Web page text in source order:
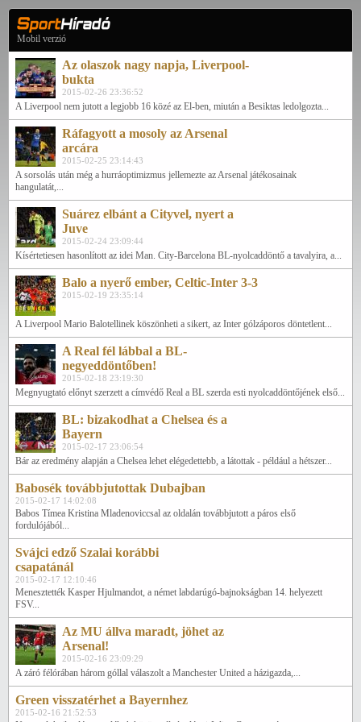
Mobil verzió
Az olaszok nagy napja, Liverpool-
bukta
2015-02-26 23:36:52
A Liverpool nem jutott a legjobb 16 közé az El-ben, miután a Besiktas ledolgozta...
Ráfagyott a mosoly az Arsenal
arcára
2015-02-25 23:14:43
A sorsolás után még a hurráoptimizmus jellemezte az Arsenal játékosainak
hangulatát,...
Suárez elbánt a Cityvel, nyert a
Juve
2015-02-24 23:09:44
Kísértetiesen hasonlított az idei Man. City-Barcelona BL-nyolcaddöntő a tavalyira, a...
Balo a nyerő ember, Celtic-Inter 3-3
2015-02-19 23:35:14
A Liverpool Mario Balotellinek köszönheti a sikert, az Inter gólzáporos döntetlent...
A Real fél lábbal a BL-
negyeddöntőben!
2015-02-18 23:19:30
Megnyugtató előnyt szerzett a címvédő Real a BL szerda esti nyolcaddöntőjének első...
BL: bizakodhat a Chelsea és a
Bayern
2015-02-17 23:06:54
Bár az eredmény alapján a Chelsea lehet elégedettebb, a látottak - például a hétszer...
Babosék továbbjutottak Dubajban
2015-02-17 14:02:08
Babos Tímea Kristina Mladenoviccsal az oldalán továbbjutott a páros első
fordulójából...
Svájci edző Szalai korábbi
csapatánál
2015-02-17 12:10:46
Menesztették Kasper Hjulmandot, a német labdarúgó-bajnokságban 14. helyezett
FSV...
Az MU állva maradt, jöhet az
Arsenal!
2015-02-16 23:09:29
A záró félórában három góllal válaszolt a Manchester United a házigazda,...
Green visszatérhet a Bayernhez
2015-02-16 21:52:53